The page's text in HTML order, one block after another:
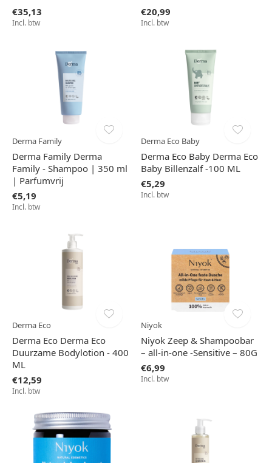
€35,13
Incl. btw
€20,99
Incl. btw
Derma Family
Derma Family Derma
Family - Shampoo | 350 ml
| Parfumvrij
€5,19
Incl. btw
Derma Eco Baby
Derma Eco Baby Derma Eco
Baby Billenzalf -100 ML
€5,29
Incl. btw
Derma Eco
Derma Eco Derma Eco
Duurzame Bodylotion - 400
ML
€12,59
Incl. btw
Niyok
Niyok Zeep & Shampoobar
– all-in-one -Sensitive – 80G
€6,99
Incl. btw